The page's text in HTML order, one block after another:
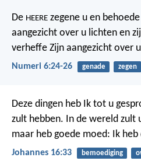
De HEERE zegene u en
aangezicht over u lichten en
verheffe Zijn aangezicht over u
Numeri 6:24-26 genade zegen
Deze dingen heb Ik tot u
zult hebben. In de wereld zult
maar heb goede moed: Ik
Johannes 16:33 bemoediging